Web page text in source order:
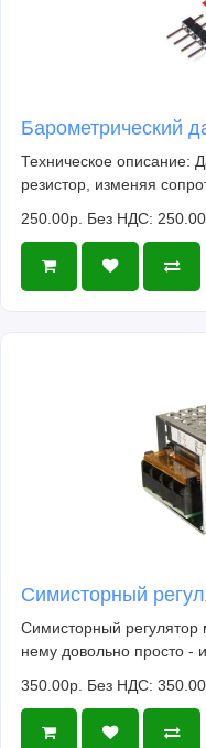
Барометрический
Техническое описание:
резистор, изменяя
250.00р. Без НДС:
Симисторный
Симисторный
нему довольно просто -
350.00р. Без НДС: